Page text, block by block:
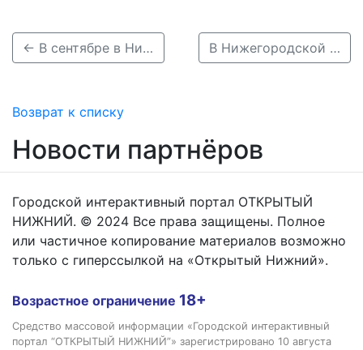
← В сентябре в Нижегородской области пропали 216 человек В Нижегородской области разыскивают 16-летнюю Алину Тараторкину →
Возврат к списку
Новости партнёров
Городской интерактивный портал ОТКРЫТЫЙ
НИЖНИЙ. © 2024 Все права защищены. Полное
или частичное копирование материалов возможно
только с гиперссылкой на «Открытый Нижний».
Возрастное ограничение 18+
Средство массовой информации «Городской интерактивный
портал “ОТКРЫТЫЙ НИЖНИЙ”» зарегистрировано 10 августа